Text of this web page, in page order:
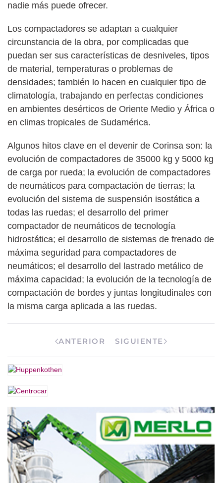
nadie más puede ofrecer.
Los compactadores se adaptan a cualquier
circunstancia de la obra, por complicadas que
puedan ser sus características de desniveles, tipos
de material, temperaturas o problemas de
densidades; también lo hacen en cualquier tipo de
climatología, trabajando en perfectas condiciones
en ambientes desérticos de Oriente Medio y África o
en climas tropicales de Sudamérica.
Algunos hitos clave en el devenir de Corinsa son: la
evolución de compactadores de 35000 kg y 5000 kg
de carga por rueda; la evolución de compactadores
de neumáticos para compactación de tierras; la
evolución del sistema de suspensión isostática a
todas las ruedas; el desarrollo del primer
compactador de neumáticos de tecnología
hidrostática; el desarrollo de sistemas de frenado de
máxima seguridad para compactadores de
neumáticos; el desarrollo del lastrado metálico de
máxima capacidad; la evolución de la tecnología de
compactación de bordes y juntas longitudinales con
la misma carga aplicada a las ruedas.
ANTERIOR SIGUIENTE